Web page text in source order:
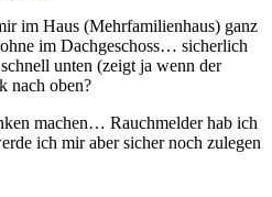
im Haus (Mehrfamilienhaus) ganz
im Dachgeschoss… sicherlich
unten (zeigt ja wenn der
nach oben?
machen… Rauchmelder hab ich
ich mir aber sicher noch zulegen